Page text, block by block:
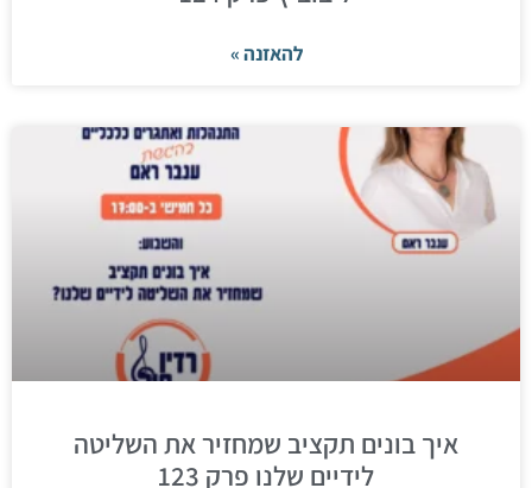
להאזנה »
איך בונים תקציב שמחזיר את השליטה
לידיים שלנו פרק 123